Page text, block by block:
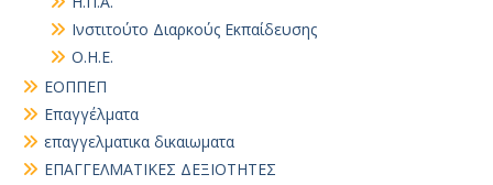
Ινστιτούτο Διαρκούς Εκπαίδευσης
Ο.Η.Ε.
ΕΟΠΠΕΠ
Επαγγέλματα
επαγγελματικα δικαιωματα
ΕΠΑΓΓΕΛΜΑΤΙΚΕΣ ΔΕΞΙΟΤΗΤΕΣ